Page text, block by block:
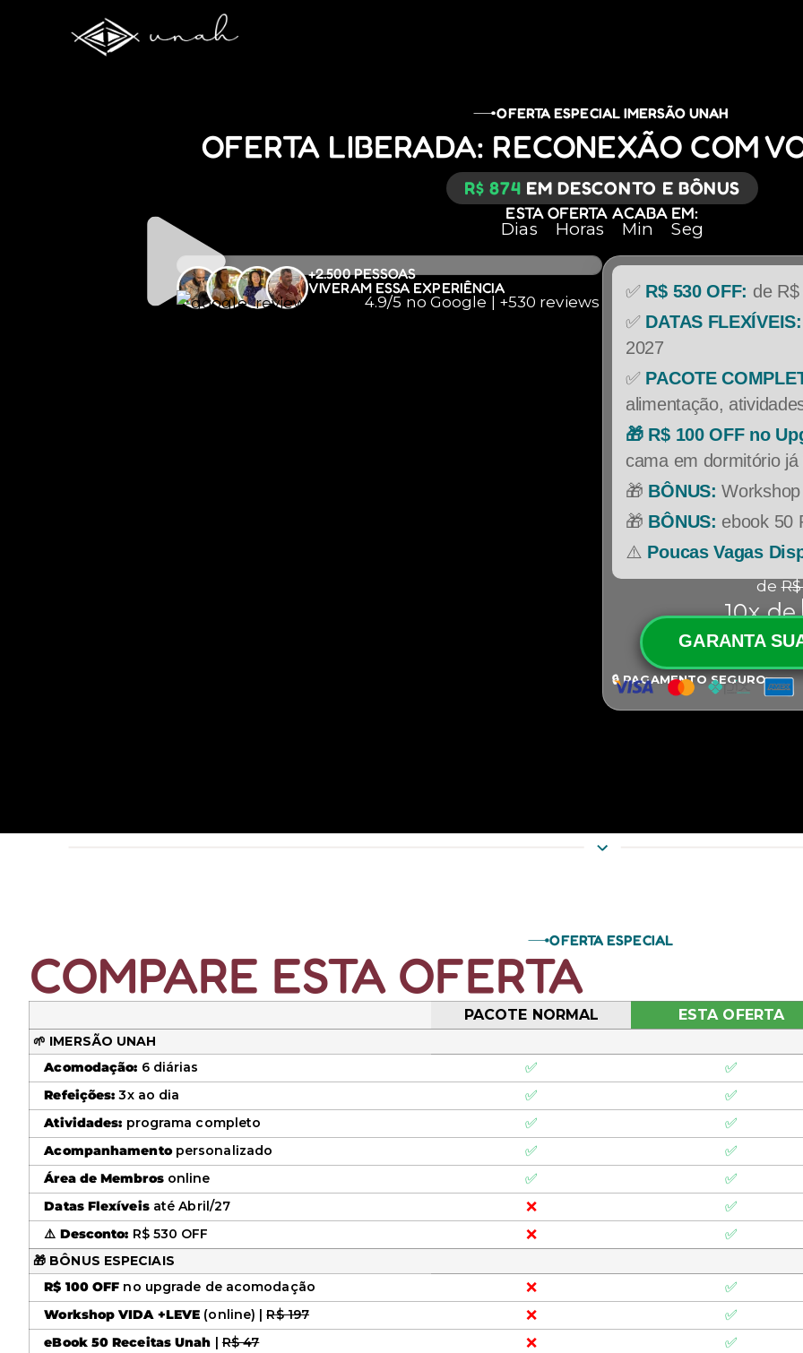
OFERTA ESPECIAL IMERSÃO UNAH
OFERTA LIBERADA: RECONEXÃO COM
R$ 874 EM DESCONTO E BÔNUS
ESTA OFERTA ACABA EM:
Dias Horas Min Seg
+2.500 PESSOAS
VIVERAM ESSA EXPERIÊNCIA
4.9/5 no Google | +530 reviews
✅ R$ 530 OFF: de
✅ DATAS FLEXÍVEIS:
2027
✅ PACOTE
alimentação,
🎁 R$ 100 OFF no
cama em dormitório já
🎁 BÔNUS:
🎁 BÔNUS: ebook 50
⚠️ Poucas Vagas
de
10x de
GARANTA
🔒 PAGAMENTO SEGURO
OFERTA ESPECIAL
COMPARE ESTA OFERTA
PACOTE NORMAL ESTA OFERTA
🌱 IMERSÃO UNAH
Acomodação: 6 diárias ✅ ✅
Refeições: 3x ao dia ✅ ✅
Atividades: programa completo ✅ ✅
Acompanhamentopersonalizado ✅ ✅
Área de Membrosonline ✅ ✅
Datas Flexíveisaté Abril/27 ❌ ✅
⚠️ Desconto: R$ 530 OFF ❌ ✅
🎁 BÔNUS ESPECIAIS
R$ 100 OFF no upgrade de acomodação ❌ ✅
Workshop VIDA +LEVE (online) |R$ 197 ❌ ✅
eBook 50 Receitas Unah |R$ 47 ❌ ✅